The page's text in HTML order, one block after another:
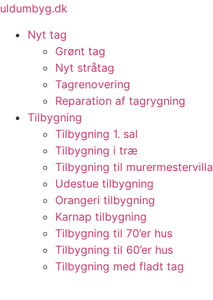
Videre
indhold
uldumbyg.dk
Nyt tag
Grønt tag
Nyt stråtag
Tagrenovering
Reparation af tagrygning
Tilbygning
Tilbygning 1. sal
Tilbygning i træ
Tilbygning til murermestervilla
Udestue tilbygning
Orangeri tilbygning
Karnap tilbygning
Tilbygning til 70’er hus
Tilbygning til 60’er hus
Tilbygning med fladt tag